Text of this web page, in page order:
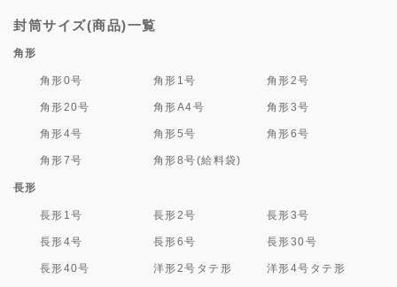
封筒サイズ(商品)一覧
角形
角形0号 角形1号 角形2号
角形20号 角形A4号 角形3号
角形4号 角形5号 角形6号
角形7号 角形8号(給料袋)
長形
長形1号 長形2号 長形3号
長形4号 長形6号 長形30号
長形40号 洋形2号タテ形 洋形4号タテ形